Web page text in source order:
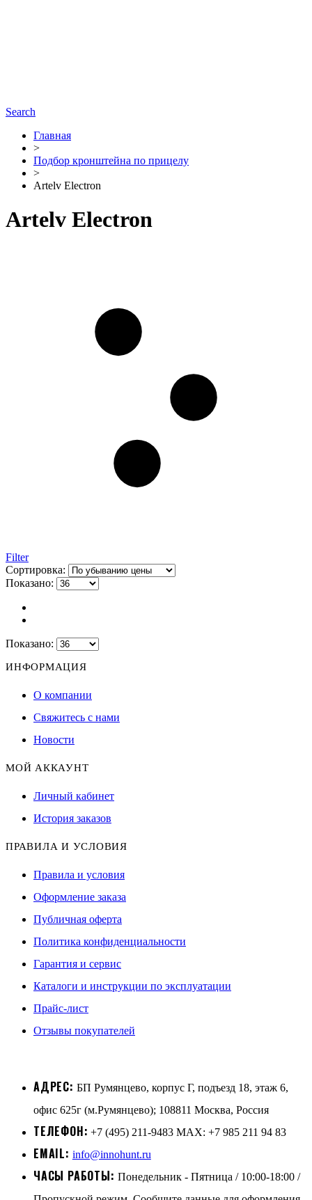
Search
Главная
>
Подбор кронштейна по прицелу
>
Artelv Electron
Artelv Electron
Filter
Сортировка:
Показано:
Показано:
ИНФОРМАЦИЯ
О компании
Свяжитесь с нами
Новости
МОЙ АККАУНТ
Личный кабинет
История заказов
ПРАВИЛА И УСЛОВИЯ
Правила и условия
Оформление заказа
Публичная оферта
Политика конфиденциальности
Гарантия и сервис
Каталоги и инструкции по эксплуатации
Прайс-лист
Отзывы покупателей
АДРЕС: БП Румянцево, корпус Г, подъезд 18, этаж 6,
офис 625г (м.Румянцево); 108811 Москва, Россия
ТЕЛЕФОН: +7 (495) 211-9483 MAX: +7 985 211 94 83
EMAIL: info@innohunt.ru
ЧАСЫ РАБОТЫ: Понедельник - Пятница / 10:00-18:00 /